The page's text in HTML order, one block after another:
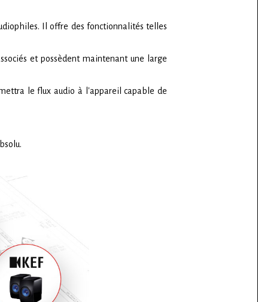
Il offre des fonctionnalités telles
et possèdent maintenant une large
le flux audio à l'appareil capable de